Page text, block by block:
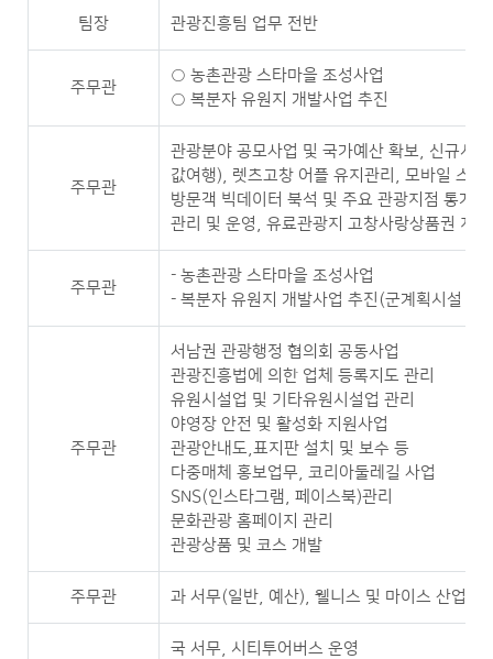
팀장 관광진흥팀 업무 전반
주무관
○ 농촌관광 스타마을 조성사업
○ 복분자 유원지 개발사업 추진
주무관
관광분야 공모사업 및 국가예산 확보, 신규시
값여행), 렛츠고창 어플 유지관리, 모바일 스
방문객 빅데이터 북석 및 주요 관광지점 통계,
관리 및 운영, 유료관광지 고창사랑상품권 지원
주무관
- 농촌관광 스타마을 조성사업
- 복분자 유원지 개발사업 추진(군계획시설 변
주무관
서남권 관광행정 협의회 공동사업
관광진흥법에 의한 업체 등록지도 관리
유원시설업 및 기타유원시설업 관리
야영장 안전 및 활성화 지원사업
관광안내도,표지판 설치 및 보수 등
다중매체 홍보업무, 코리아둘레길 사업
SNS(인스타그램, 페이스북)관리
문화관광 홈페이지 관리
관광상품 및 코스 개발
주무관 과 서무(일반, 예산), 웰니스 및 마이스 산업,
국 서무, 시티투어버스 운영